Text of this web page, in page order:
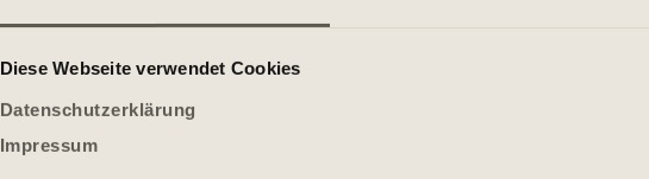
Diese Webseite verwendet Cookies
Datenschutzerklärung
Impressum